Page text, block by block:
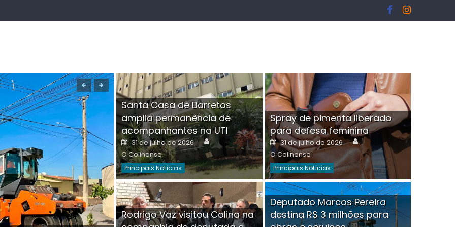
Boutique na Av. Ângelo Martins Tristão é
invadida por criminoso mascarado
Santa Casa de Barretos
amplia permanência de
acompanhantes na UTI
Posted
on
31 de julho de 2026 Author
O Colinense
Principais Notícias
Spray de pimenta liberado
para defesa feminina
Posted
on
31 de julho de 2026 Author
O Colinense
Principais Notícias
Rodrigo Vaz visitou Colina na
Deputado Marcos Pereira
destina R$ 3 milhões para